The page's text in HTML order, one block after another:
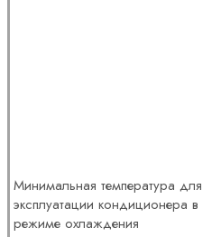
Минимальная температура для
эксплуатации кондиционера в
режиме охлаждения